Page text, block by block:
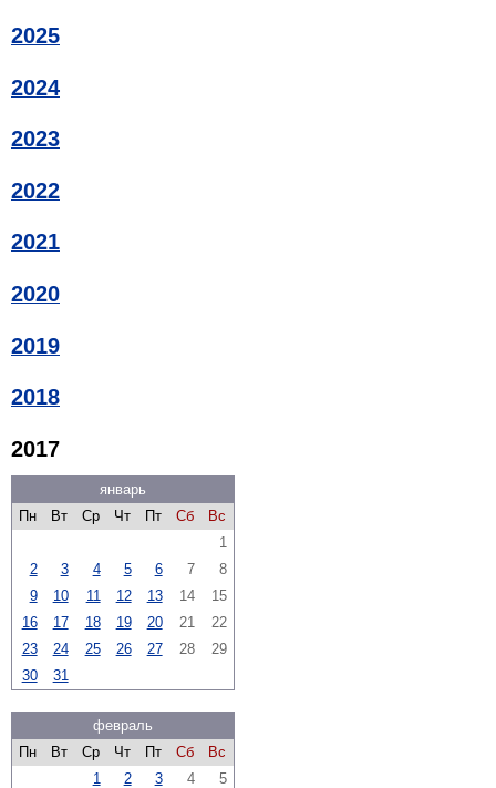
2025
2024
2023
2022
2021
2020
2019
2018
2017
январь
Пн
Вт Ср Чт Пт Сб
Вс
1
2
3 4 5 6 7
8
9
10 11 12 13 14
15
16
17 18 19 20 21
22
23
24 25 26 27 28
29
30
31
февраль
Пн
Вт Ср Чт Пт Сб
Вс
1
2 3 4
5